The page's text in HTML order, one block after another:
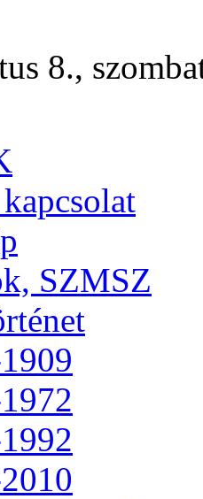
8.,
SZMSZ